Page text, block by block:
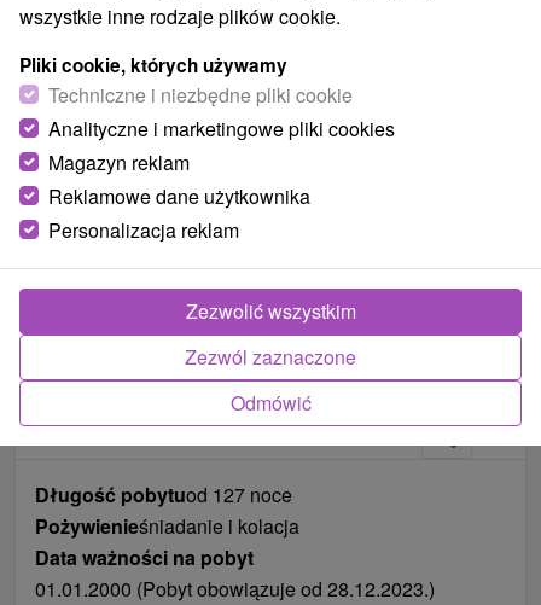
Zdjęcia od klientów
Długość pobytuod 127 noce
Pożywienieśniadanie i kolacja
Data ważności na pobyt
01.01.2000 (Pobyt obowiązuje od 28.12.2023.)
wszystkie inne rodzaje plików cookie.
Pliki cookie, których używamy
Techniczne i niezbędne pliki cookie
Analityczne i marketingowe pliki cookies
Magazyn reklam
Reklamowe dane użytkownika
Personalizacja reklam
Odmówić
Zezwól zaznaczone
Zezwolić wszystkim